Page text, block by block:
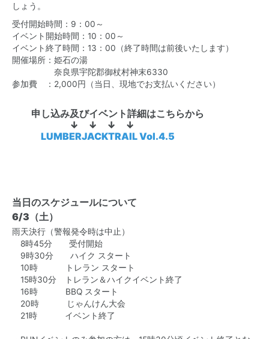
しょう。
受付開始時間：9：00～
イベント開始時間：10：00～
イベント終了時間：13：00（終了時間は前後いたします）
開催場所：姫石の湯
奈良県宇陀郡御杖村神末6330
参加費 ：2,000円（当日、現地でお支払いください）
申し込み及びイベント詳細はこちらから
↓ ↓ ↓ ↓
LUMBERJACKTRAIL Vol.4.5
当日のスケジュールについて
6/3（土）
雨天決行（警報発令時は中止）
8時45分 受付開始
9時30分 ハイク スタート
10時 トレラン スタート
15時30分 トレラン＆ハイクイベント終了
16時 BBQ スタート
20時 じゃんけん大会
21時 イベント終了